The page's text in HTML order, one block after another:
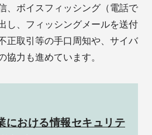
、ボイスフィッシング（電話で
し、フィッシングメールを送付
正取引等の手口周知や、サイバ
協力も進めています。
における情報セキュリテ